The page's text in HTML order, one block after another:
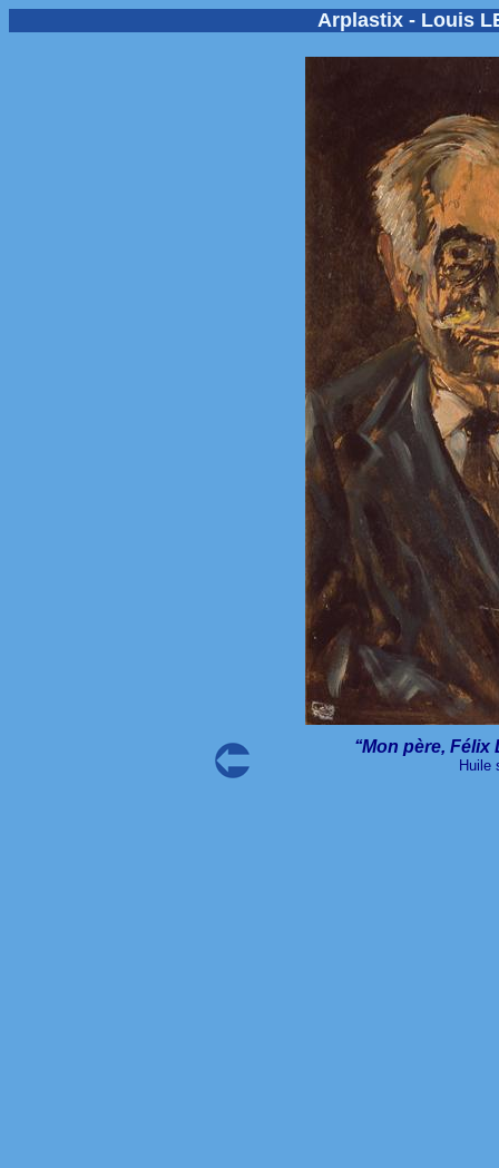
Arplastix - Louis
‘‘Mon père,
Huile